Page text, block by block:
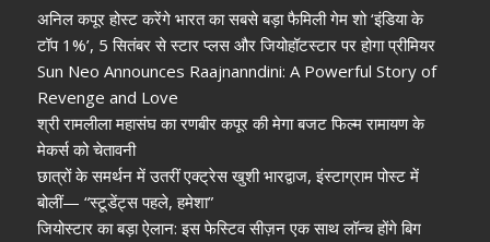
अनिल कपूर होस्ट करेंगे भारत का सबसे बड़ा फैमिली गेम शो ‘इंडिया के
टॉप 1%’, 5 सितंबर से स्टार प्लस और जियोहॉटस्टार पर होगा प्रीमियर
Sun Neo Announces Raajnanndini: A Powerful Story of
Revenge and Love
श्री रामलीला महासंघ का रणबीर कपूर की मेगा बजट फिल्म रामायण के
मेकर्स को चेतावनी
छात्रों के समर्थन में उतरीं एक्ट्रेस खुशी भारद्वाज, इंस्टाग्राम पोस्ट में
बोलीं— “स्टूडेंट्स पहले, हमेशा”
जियोस्टार का बड़ा ऐलान: इस फेस्टिव सीज़न एक साथ लॉन्च होंगे बिग